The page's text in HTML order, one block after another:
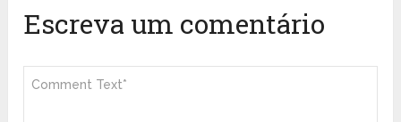
Escreva um comentário